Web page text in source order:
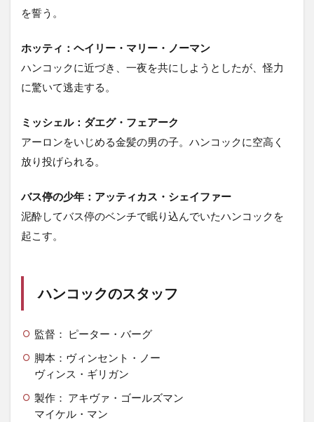
を誓う。
ホッティ： ヘイリー・マリー・ノーマン
ハンコックに近づき、一夜を共にしようとしたが、怪力
に驚いて逃走する。
ミッシェル： ダエグ・フェアーク
アーロンをいじめる金髪の男の子。ハンコックに空高く
放り投げられる。
バス停の少年： アッティカス・シェイファー
泥酔してバス停のベンチで眠り込んでいたハンコックを
起こす。
ハンコックのスタッフ
監督： ピーター・バーグ
脚本：ヴィンセント・ノー
ヴィンス・ギリガン
製作： アキヴァ・ゴールズマン
マイケル・マン